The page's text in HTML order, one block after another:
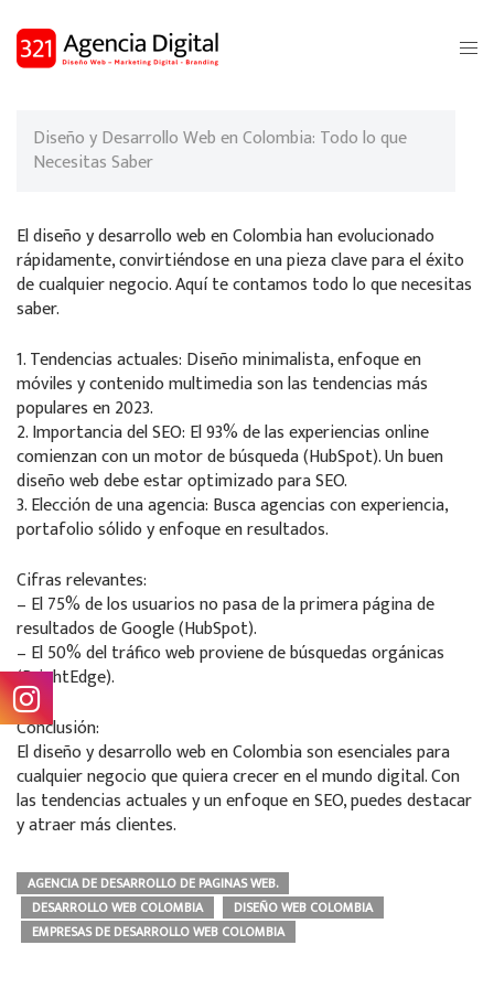
contenido
Diseño y Desarrollo Web en Colombia: Todo lo que
Necesitas Saber
El diseño y desarrollo web en Colombia han evolucionado
rápidamente, convirtiéndose en una pieza clave para el éxito
de cualquier negocio. Aquí te contamos todo lo que necesitas
saber.
1. Tendencias actuales: Diseño minimalista, enfoque en
móviles y contenido multimedia son las tendencias más
populares en 2023.
2. Importancia del SEO: El 93% de las experiencias online
comienzan con un motor de búsqueda (HubSpot). Un buen
diseño web debe estar optimizado para SEO.
3. Elección de una agencia: Busca agencias con experiencia,
portafolio sólido y enfoque en resultados.
Cifras relevantes:
– El 75% de los usuarios no pasa de la primera página de
resultados de Google (HubSpot).
– El 50% del tráfico web proviene de búsquedas orgánicas
(BrightEdge).
Conclusión:
El diseño y desarrollo web en Colombia son esenciales para
cualquier negocio que quiera crecer en el mundo digital. Con
las tendencias actuales y un enfoque en SEO, puedes destacar
y atraer más clientes.
AGENCIA DE DESARROLLO DE PAGINAS WEB.
DESARROLLO WEB COLOMBIA
DISEÑO WEB COLOMBIA
EMPRESAS DE DESARROLLO WEB COLOMBIA